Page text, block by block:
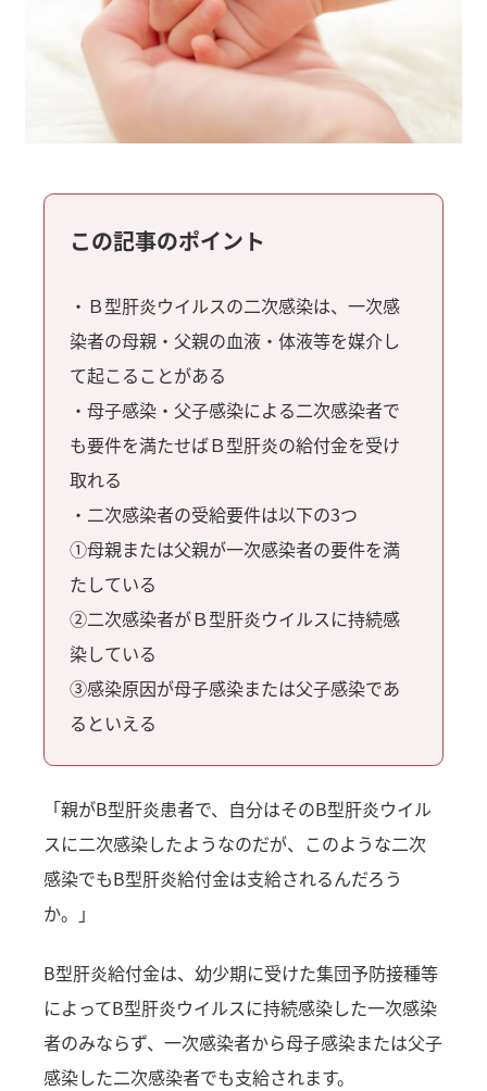
この記事のポイント
・Ｂ型肝炎ウイルスの二次感染は、一次感
染者の母親・父親の血液・体液等を媒介し
て起こることがある
・母子感染・父子感染による二次感染者で
も要件を満たせばＢ型肝炎の給付金を受け
取れる
・二次感染者の受給要件は以下の3つ
①母親または父親が一次感染者の要件を満
たしている
②二次感染者がＢ型肝炎ウイルスに持続感
染している
③感染原因が母子感染または父子感染であ
るといえる
「親がB型肝炎患者で、自分はそのB型肝炎ウイル
スに二次感染したようなのだが、このような二次
感染でもB型肝炎給付金は支給されるんだろう
か。」
B型肝炎給付金は、幼少期に受けた集団予防接種等
によってB型肝炎ウイルスに持続感染した一次感染
者のみならず、一次感染者から母子感染または父子
感染した二次感染者でも支給されます。